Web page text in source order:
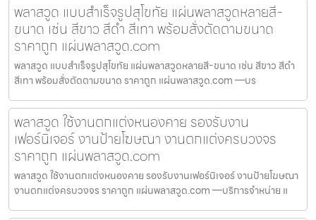
พลาสวูด แบบสำเร็จรูปสุโขทัย แผ่นพลาสวูดหลายสี-
ขนาด เช่น สีขาว สีดำ สีเทา พร้อมสั่งตัดตามขนาด
ราคาถูก แผ่นพลาสวูด.com
พลาสวูด แบบสำเร็จรูปสุโขทัย แผ่นพลาสวูดหลายสี-ขนาด เช่น สีขาว สีดำ
สีเทา พร้อมสั่งตัดตามขนาด ราคาถูก แผ่นพลาสวูด.com —บร
พลาสวูด ใช้งานตกแต่งหนองคาย รองรับงาน
เฟอร์นิเจอร์ งานป้ายโฆษณา งานตกแต่งครบวงจร
ราคาถูก แผ่นพลาสวูด.com
พลาสวูด ใช้งานตกแต่งหนองคาย รองรับงานเฟอร์นิเจอร์ งานป้ายโฆษณา
งานตกแต่งครบวงจร ราคาถูก แผ่นพลาสวูด.com —บริการจำหน่าย แ